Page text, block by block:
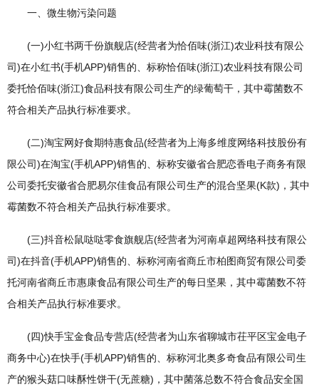
一、微生物污染问题
(一)小红书两千份旗舰店(经营者为恰佰味(浙江)农业科技有限公
司)在小红书(手机APP)销售的、标称恰佰味(浙江)农业科技有限公司
委托恰佰味(浙江)食品科技有限公司生产的绿葡萄干，其中霉菌数不
符合相关产品执行标准要求。
(二)淘宝网好食期特惠食品(经营者为上海多维度网络科技股份有
限公司)在淘宝(手机APP)销售的、标称安徽省合肥恋香电子商务有限
公司委托安徽省合肥易尔佳食品有限公司生产的混合坚果(K款)，其中
霉菌数不符合相关产品执行标准要求。
(三)抖音松鼠哒哒零食旗舰店(经营者为河南卓超网络科技有限公
司)在抖音(手机APP)销售的、标称河南省商丘市柏图商贸有限公司委
托河南省商丘市惠康食品有限公司生产的每日坚果，其中霉菌数不符
合相关产品执行标准要求。
(四)快手宝金食品专营店(经营者为山东省聊城市茌平区宝金电子
商务中心)在快手(手机APP)销售的、标称河北奥多奇食品有限公司生
产的猴头菇口味酥性饼干(无蔗糖)，其中菌落总数不符合食品安全国